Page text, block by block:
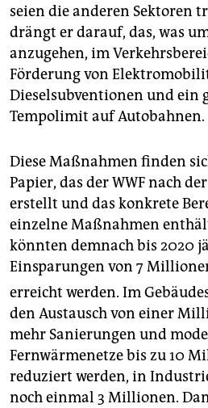
abo
genossenschaft
epaper login
seien die anderen Sektoren
drängt er darauf, das, was
anzugehen, im
Förderung von
Dieselsubventionen und ein
Tempolimit auf Autobahnen.
Diese Maßnahmen finden
Papier, das der WWF nach
erstellt und das konkrete
einzelne Maßnahmen
könnten demnach bis 2020
Einsparungen von 7
erreicht werden. Im
den Austausch von einer
mehr Sanierungen und
Fernwärmenetze bis zu 10
reduziert werden, in
noch einmal 3 Millionen.